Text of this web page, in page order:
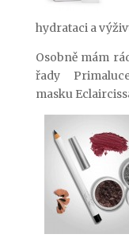
hydrataci a
Osobně mám
řady
masku